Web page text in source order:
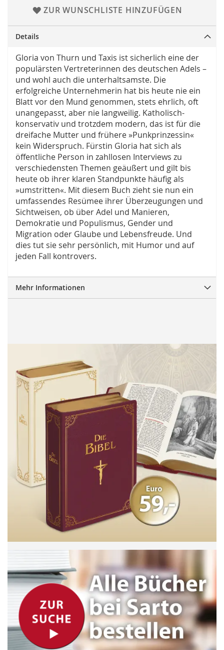
ZUR WUNSCHLISTE HINZUFÜGEN
Details
Gloria von Thurn und Taxis ist sicherlich eine der
populärsten Vertreterinnen des deutschen Adels –
und wohl auch die unterhaltsamste. Die
erfolgreiche Unternehmerin hat bis heute nie ein
Blatt vor den Mund genommen, stets ehrlich, oft
unangepasst, aber nie langweilig. Katholisch-
konservativ und trotzdem modern, das ist für die
dreifache Mutter und frühere »Punkprinzessin«
kein Widerspruch. Fürstin Gloria hat sich als
öffentliche Person in zahllosen Interviews zu
verschiedensten Themen geäußert und gilt bis
heute ob ihrer klaren Standpunkte häufig als
»umstritten«. Mit diesem Buch zieht sie nun ein
umfassendes Resümee ihrer Überzeugungen und
Sichtweisen, ob über Adel und Manieren,
Demokratie und Populismus, Gender und
Migration oder Glaube und Lebensfreude. Und
dies tut sie sehr persönlich, mit Humor und auf
jeden Fall kontrovers.
Mehr Informationen